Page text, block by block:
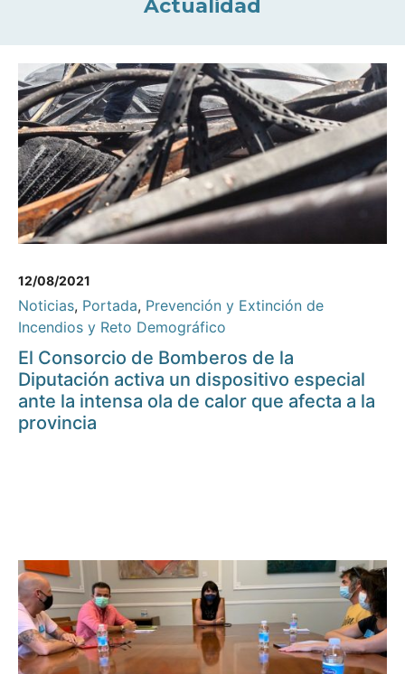
Actualidad
12/08/2021
Noticias, Portada, Prevención y Extinción de
Incendios y Reto Demográfico
El Consorcio de Bomberos de la
Diputación activa un dispositivo especial
ante la intensa ola de calor que afecta a la
provincia